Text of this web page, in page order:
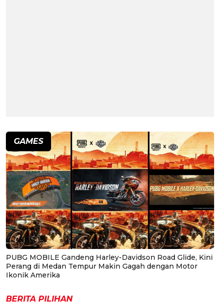
GAMES
PUBG MOBILE Gandeng Harley-Davidson Road Glide, Kini
Perang di Medan Tempur Makin Gagah dengan Motor
Ikonik Amerika
BERITA PILIHAN